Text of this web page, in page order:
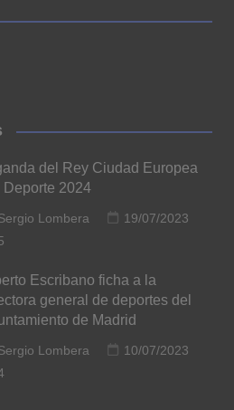
del Rey Ciudad Europea
Deporte 2024
Lombera
19/07/2023
Escribano ficha a la
general de deportes del
de Madrid
Lombera
10/07/2023